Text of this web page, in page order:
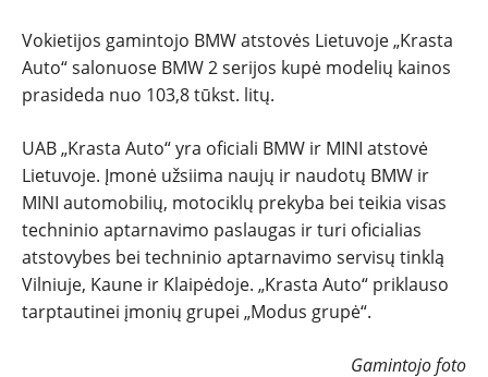
Vokietijos gamintojo BMW atstovės Lietuvoje „Krasta
Auto“ salonuose BMW 2 serijos kupė modelių kainos
prasideda nuo 103,8 tūkst. litų.
UAB „Krasta Auto“ yra oficiali BMW ir MINI atstovė
Lietuvoje. Įmonė užsiima naujų ir naudotų BMW ir
MINI automobilių, motociklų prekyba bei teikia visas
techninio aptarnavimo paslaugas ir turi oficialias
atstovybes bei techninio aptarnavimo servisų tinklą
Vilniuje, Kaune ir Klaipėdoje. „Krasta Auto“ priklauso
tarptautinei įmonių grupei „Modus grupė“.
Gamintojo foto